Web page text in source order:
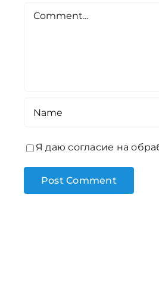
Comment
Я даю согласие на